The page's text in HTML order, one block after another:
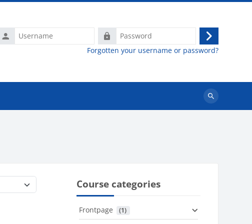
Username
Password
Log
in
Forgotten your username or password?
Search
Course categories
Frontpage (1)